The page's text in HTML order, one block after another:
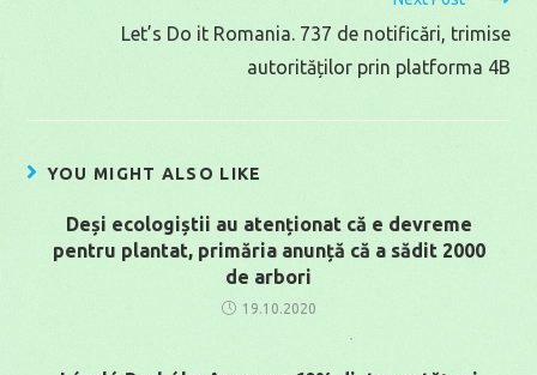
Let’s Do it Romania. 737 de notificări, trimise
autorităților prin platforma 4B
YOU MIGHT ALSO LIKE
Deși ecologiștii au atenționat că e devreme
pentru plantat, primăria anunță că a sădit 2000
de arbori
19.10.2020